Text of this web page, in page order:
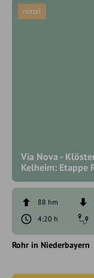
Via Nova -
Kelheim: Etappe
mittel
88 hm
4:20 h
Rohr in Niederbayern